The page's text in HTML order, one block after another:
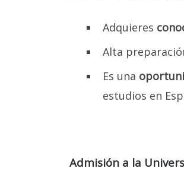
Adquieres
Alta
Es una
estudios en
Admisión a la